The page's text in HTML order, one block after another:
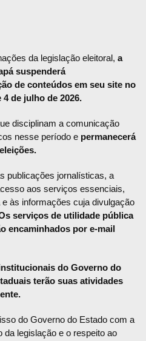
da legislação eleitoral, a
suspenderá
de conteúdos em seu site no
de julho de 2026.
disciplinam a comunicação
nesse período e permanecerá
publicações jornalísticas, a
aos serviços essenciais,
às informações cuja divulgação
serviços de utilidade pública
encaminhados por e-mail
do Governo do
terão suas atividades
do Governo do Estado com a
legislação e o respeito ao